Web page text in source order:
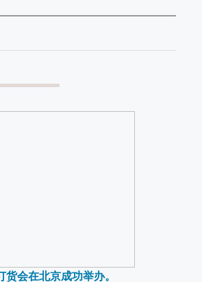
会在北京成功举办。